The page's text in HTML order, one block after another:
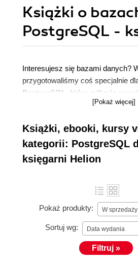
Książki o
PostgreSQL -
Interesujesz się bazami danych?
przygotowaliśmy coś specjalnie
PostgreSQL, które odkryją
jednego z najbardziej
otwartym kodzie źródłowym.
[Pokaż więcej]
Książki, ebooki, kursy
kategorii: PostgreSQL
księgarni Helion
Pokaż produkty: W sprzedaży
Sortuj wg: Data wydania
Filtruj »